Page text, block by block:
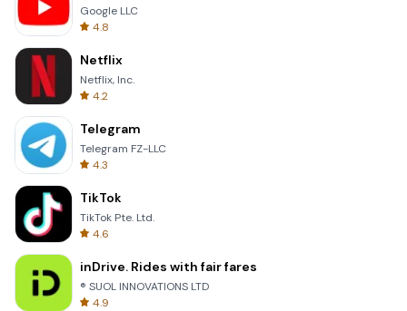
Google LLC
4.8
Netflix
Netflix, Inc.
4.2
Telegram
Telegram FZ-LLC
4.3
TikTok
TikTok Pte. Ltd.
4.6
inDrive. Rides with fair fares
® SUOL INNOVATIONS LTD
4.9